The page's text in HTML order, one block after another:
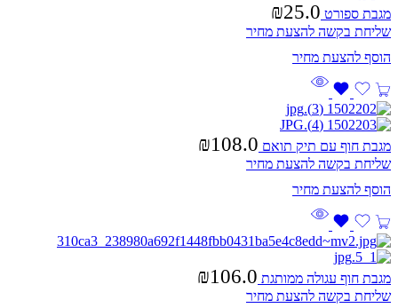
מגבת ספורט ₪25.0
שליחת בקשה להצעת מחיר
מגבת חוף עם תיק תואם ₪108.0
שליחת בקשה להצעת מחיר
מגבת חוף עגולה ממותגת ₪106.0
שליחת בקשה להצעת מחיר